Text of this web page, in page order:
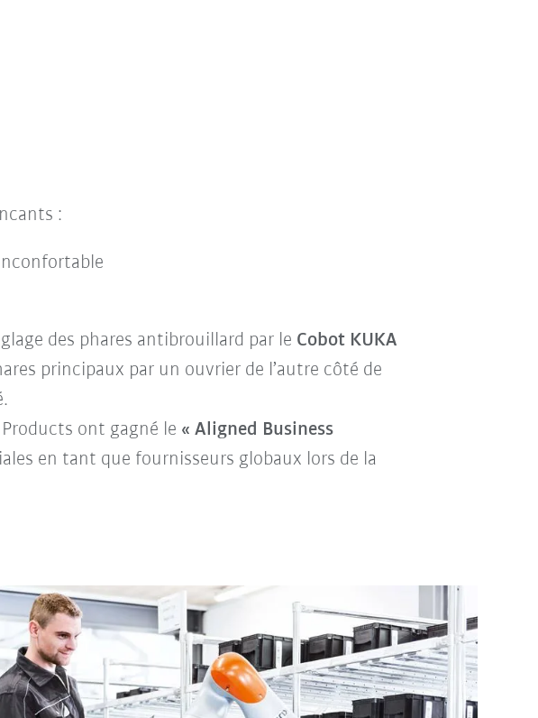
:
des phares antibrouillard par le Cobot KUKA
principaux par un ouvrier de l’autre côté de
ont gagné le « Aligned Business
en tant que fournisseurs globaux lors de la